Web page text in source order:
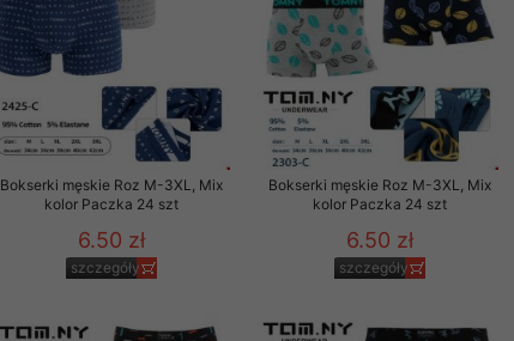
Bokserki męskie Roz M-3XL, Mix
kolor Paczka 24 szt
6.50 zł
szczegóły
Bokserki męskie Roz M-3XL, Mix
kolor Paczka 24 szt
6.50 zł
szczegóły